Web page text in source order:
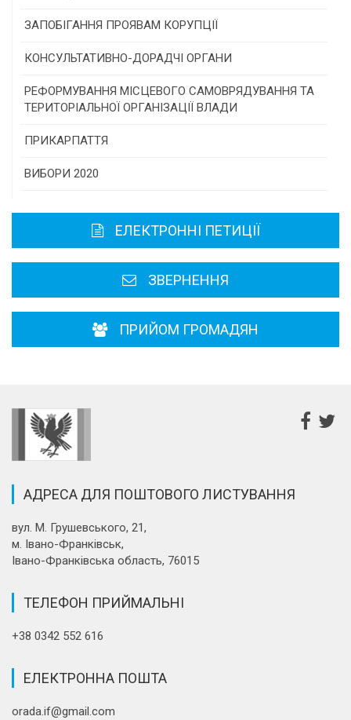
Конкурс інститутів громадянського суспільства
Програми/конкурси МТД
ЗАПОБІГАННЯ ПРОЯВАМ КОРУПЦІЇ
КОНСУЛЬТАТИВНО-ДОРАДЧІ ОРГАНИ
Консультативна рада
РЕФОРМУВАННЯ МІСЦЕВОГО САМОВРЯДУВАННЯ ТА
ТЕРИТОРІАЛЬНОЇ ОРГАНІЗАЦІЇ ВЛАДИ
ПРИКАРПАТТЯ
Історична довідка
Районні, міські ради
ВИБОРИ 2020
ЕЛЕКТРОННІ ПЕТИЦІЇ
ЗВЕРНЕННЯ
ПРИЙОМ ГРОМАДЯН
АДРЕСА ДЛЯ ПОШТОВОГО ЛИСТУВАННЯ
вул. М. Грушевського, 21,
м. Івано-Франківськ,
Івано-Франківська область, 76015
ТЕЛЕФОН ПРИЙМАЛЬНІ
+38 0342 552 616
ЕЛЕКТРОННА ПОШТА
orada.if@gmail.com